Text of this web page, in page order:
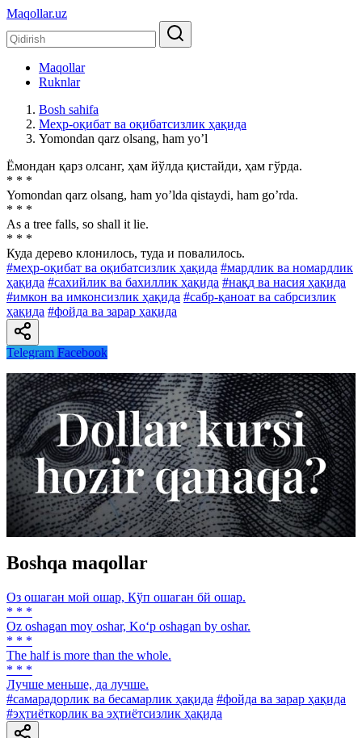
Maqollar.uz
Maqollar
Ruknlar
Bosh sahifa
Меҳр-оқибат ва оқибатсизлик ҳақида
Yomondan qarz olsang, ham yoʼl
Ёмондан қарз олсанг, ҳам йўлда қистайди, ҳам гўрда.
* * *
Yomondan qarz olsang, ham yoʼlda qistaydi, ham goʼrda.
* * *
As a tree falls, so shall it lie.
* * *
Куда дерево клонилось, туда и повалилось.
#меҳр-оқибат ва оқибатсизлик ҳақида #мардлик ва номардлик
ҳақида #сахийлик ва бахиллик ҳақида #нақд ва насия ҳақида
#имкон ва имконсизлик ҳақида #сабр-қаноат ва сабрсизлик
ҳақида #фойда ва зарар ҳақида
Telegram Facebook
Boshqa maqollar
Оз ошаган мой ошар, Кўп ошаган бй ошар.
* * *
Oz oshagan moy oshar, Ko‘p oshagan by oshar.
* * *
The half is more than the whole.
* * *
Лучше меньше, да лучше.
#самарадорлик ва бесамарлик ҳақида #фойда ва зарар ҳақида
#эҳтиёткорлик ва эҳтиётсизлик ҳақида